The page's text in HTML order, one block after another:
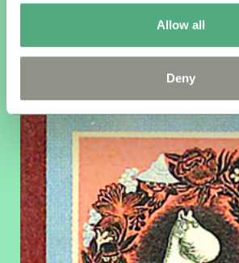
Allow all
Deny